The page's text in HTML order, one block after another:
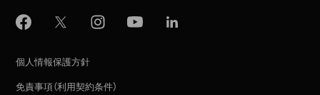
個人情報保護方針
免責事項（利用契約条件）